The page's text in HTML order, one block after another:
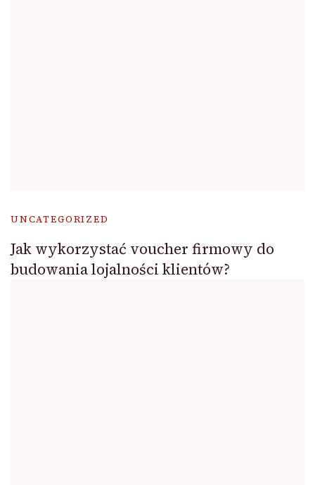
UNCATEGORIZED
Jak wykorzystać voucher firmowy do
budowania lojalności klientów?